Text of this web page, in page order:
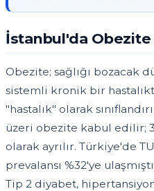
İstanbul'da Obezite
Obezite; sağlığı bozacak
sistemli kronik bir
"hastalık" olarak
üzeri obezite kabul edilir;
olarak ayrılır. Türkiye'de
prevalansı %32'ye
Tip 2 diyabet,